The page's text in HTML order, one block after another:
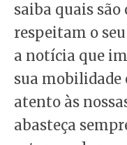
saiba quais
respeitam o
a notícia que
sua mobilidade
atento às
abasteça